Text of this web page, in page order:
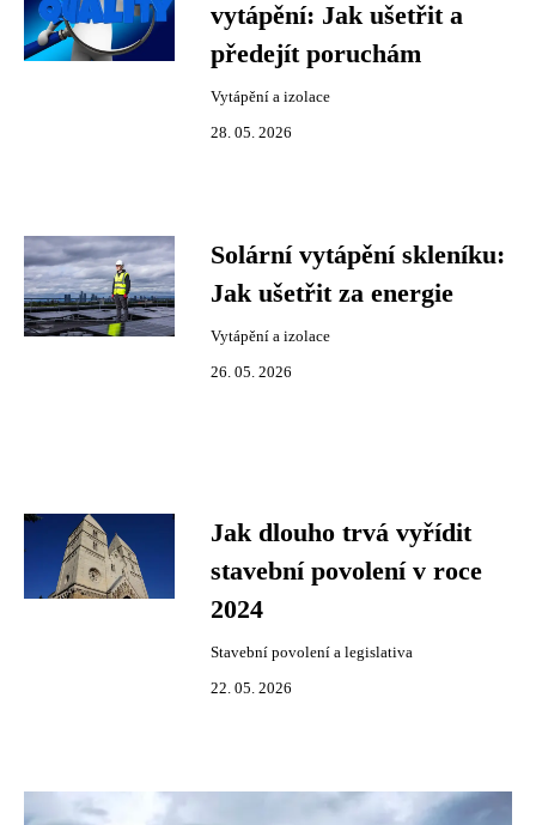
vytápění: Jak ušetřit a
předejít poruchám
Vytápění a izolace
28. 05. 2026
Solární vytápění skleníku:
Jak ušetřit za energie
Vytápění a izolace
26. 05. 2026
Jak dlouho trvá vyřídit
stavební povolení v roce
2024
Stavební povolení a legislativa
22. 05. 2026